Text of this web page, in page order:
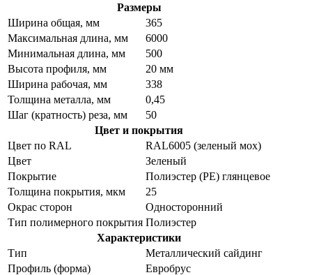
Размеры
Ширина общая, мм
365
Максимальная длина, мм
6000
Минимальная длина, мм
500
Высота профиля, мм
20 мм
Ширина рабочая, мм
338
Толщина металла, мм
0,45
Шаг (кратность) реза, мм
50
Цвет и покрытия
Цвет по RAL
RAL6005 (зеленый мох)
Цвет
Зеленый
Покрытие
Полиэстер (PE) глянцевое
Толщина покрытия, мкм
25
Окрас сторон
Односторонний
Тип полимерного покрытия Полиэстер
Характеристики
Тип
Металлический сайдинг
Профиль (форма)
Евробрус